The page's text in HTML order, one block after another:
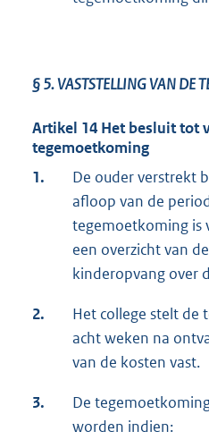
§ 5.VASTSTELLING VAN DE
Artikel 14 Het besluit tot
tegemoetkoming
1.
De ouder verstrekt
afloop van de
tegemoetkoming is
een overzicht van
kinderopvang over
2.
Het college stelt de
acht weken na
van de kosten vast.
3.
De
worden indien: